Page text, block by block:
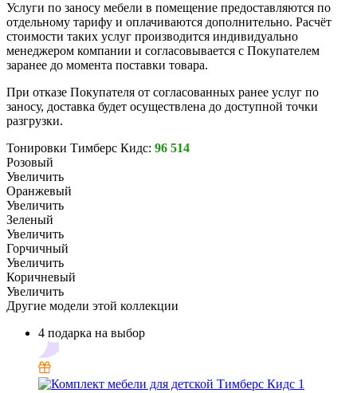
Услуги по заносу мебели в помещение предоставляются по
отдельному тарифу и оплачиваются дополнительно. Расчёт
стоимости таких услуг производится индивидуально
менеджером компании и согласовывается с Покупателем
заранее до момента поставки товара.
При отказе Покупателя от согласованных ранее услуг по
заносу, доставка будет осуществлена до доступной точки
разгрузки.
Тонировки Тимберс Кидс: 96 514
Розовый
Увеличить
Оранжевый
Увеличить
Зеленый
Увеличить
Горчичный
Увеличить
Коричневый
Увеличить
Другие модели этой коллекции
4 подарка на выбор